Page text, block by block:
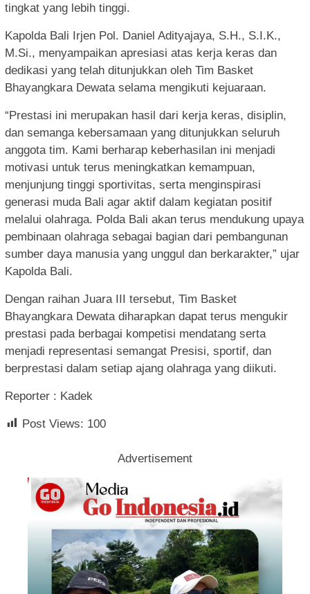
tingkat yang lebih tinggi.
Kapolda Bali Irjen Pol. Daniel Adityajaya, S.H., S.I.K.,
M.Si., menyampaikan apresiasi atas kerja keras dan
dedikasi yang telah ditunjukkan oleh Tim Basket
Bhayangkara Dewata selama mengikuti kejuaraan.
“Prestasi ini merupakan hasil dari kerja keras, disiplin,
dan semanga kebersamaan yang ditunjukkan seluruh
anggota tim. Kami berharap keberhasilan ini menjadi
motivasi untuk terus meningkatkan kemampuan,
menjunjung tinggi sportivitas, serta menginspirasi
generasi muda Bali agar aktif dalam kegiatan positif
melalui olahraga. Polda Bali akan terus mendukung upaya
pembinaan olahraga sebagai bagian dari pembangunan
sumber daya manusia yang unggul dan berkarakter,” ujar
Kapolda Bali.
Dengan raihan Juara III tersebut, Tim Basket
Bhayangkara Dewata diharapkan dapat terus mengukir
prestasi pada berbagai kompetisi mendatang serta
menjadi representasi semangat Presisi, sportif, dan
berprestasi dalam setiap ajang olahraga yang diikuti.
Reporter : Kadek
Post Views: 100
Advertisement